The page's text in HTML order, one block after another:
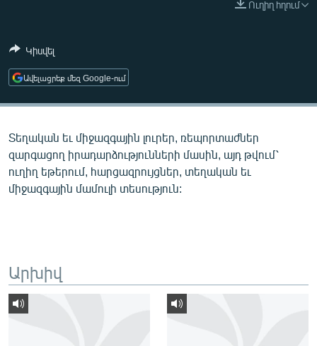
ՄԵԿՆԱԲԱՆՈՒԹՅՈՒՆ
ԿՈՐՈՆԱՎԻՐՈՒՍ
ԱՐԽԻՎ
ՏԵՍԱՆՅՈՒԹԵՐ
ՓՈԴՔԱՍԹ
Հայերեն
Ուղիղ հղում
Կիսվել
Ավելացրեք մեզ Google-ում
Տեղական եւ միջազգային լուրեր, ռեպորտաժներ
զարգացող իրադարձությունների մասին, այդ թվում՝
ուղիղ եթերում, հարցազրույցներ, տեղական եւ
միջազգային մամուլի տեսություն:
Արխիվ